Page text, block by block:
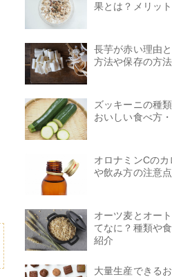
果とは？メリッ
長芋が赤い理由
方法や保存の方
ズッキーニの種
おいしい食べ方
オロナミンCの
や飲み方の注意
オーツ麦とオー
てなに？種類や
紹介
大量生産できる